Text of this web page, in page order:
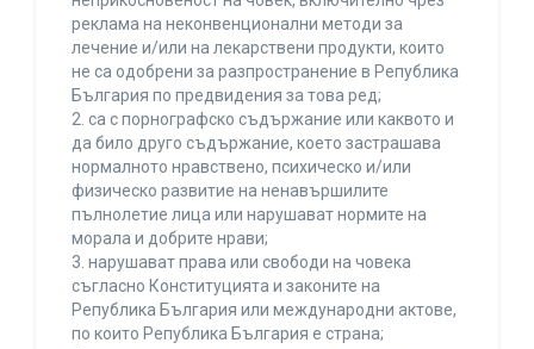
реклама на неконвенционални методи за
лечение и/или на лекарствени продукти, които
не са одобрени за разпространение в Република
България по предвидения за това ред;
2. са с порнографско съдържание или каквото и
да било друго съдържание, което застрашава
нормалното нравствено, психическо и/или
физическо развитие на ненавършилите
пълнолетие лица или нарушават нормите на
морала и добрите нрави;
3. нарушават права или свободи на човека
съгласно Конституцията и законите на
Република България или международни актове,
по които Република България е страна;